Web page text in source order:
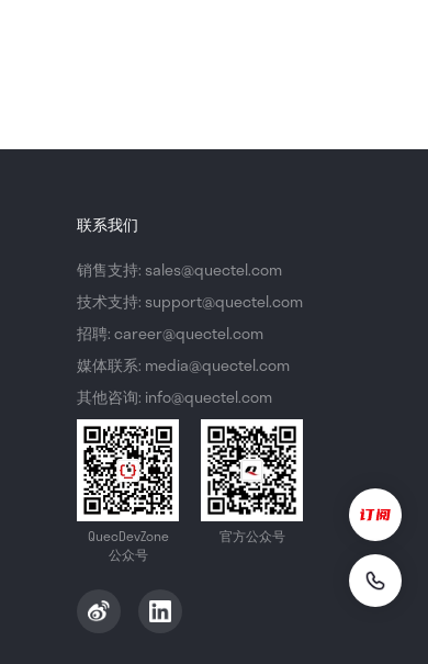
联系我们
销售支持: sales@quectel.com
技术支持: support@quectel.com
招聘: career@quectel.com
媒体联系: media@quectel.com
其他咨询: info@quectel.com
QuecDevZone
公众号
官方公众号